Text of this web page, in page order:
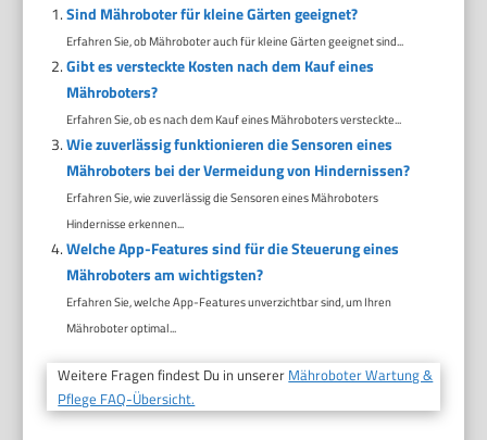
Sind Mähroboter für kleine Gärten geeignet?
Erfahren Sie, ob Mähroboter auch für kleine Gärten geeignet sind...
Gibt es versteckte Kosten nach dem Kauf eines
Mähroboters?
Erfahren Sie, ob es nach dem Kauf eines Mähroboters versteckte...
Wie zuverlässig funktionieren die Sensoren eines
Mähroboters bei der Vermeidung von Hindernissen?
Erfahren Sie, wie zuverlässig die Sensoren eines Mähroboters
Hindernisse erkennen...
Welche App-Features sind für die Steuerung eines
Mähroboters am wichtigsten?
Erfahren Sie, welche App-Features unverzichtbar sind, um Ihren
Mähroboter optimal...
Weitere Fragen findest Du in unserer Mähroboter Wartung &
Pflege FAQ-Übersicht.